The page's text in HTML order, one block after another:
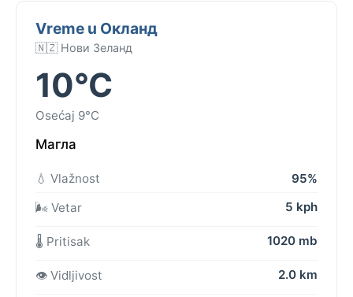
Vreme u Окланд
🇳🇿 Нови Зеланд
10°C
Osećaj 9°C
Магла
💧 Vlažnost
95%
🌬️ Vetar
5 kph
🌡️ Pritisak 1020 mb
👁️ Vidljivost 2.0 km